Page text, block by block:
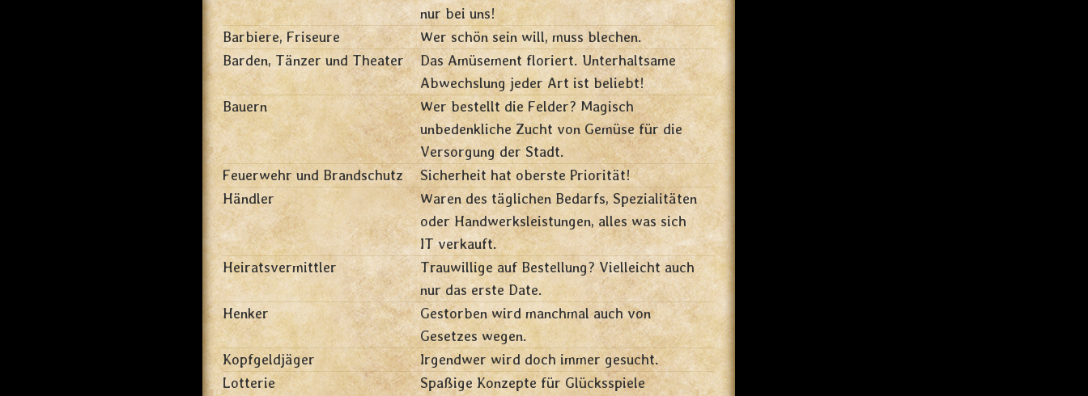
nur bei uns!
Barbiere, Friseure
Wer schön sein will, muss blechen.
Barden, Tänzer und Theater
Das Amüsement floriert. Unterhaltsame
Abwechslung jeder Art ist beliebt!
Bauern
Wer bestellt die Felder? Magisch
unbedenkliche Zucht von Gemüse für die
Versorgung der Stadt.
Feuerwehr und Brandschutz
Sicherheit hat oberste Priorität!
Händler
Waren des täglichen Bedarfs, Spezialitäten
oder Handwerksleistungen, alles was sich
IT verkauft.
Heiratsvermittler
Trauwillige auf Bestellung? Vielleicht auch
nur das erste Date.
Henker
Gestorben wird manchmal auch von
Gesetzes wegen.
Kopfgeldjäger
Irgendwer wird doch immer gesucht.
Lotterie
Spaßige Konzepte für Glücksspiele